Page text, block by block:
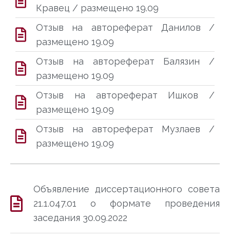
Кравец / размещено 19.09
Отзыв на автореферат Данилов /
размещено 19.09
Отзыв на автореферат Балязин /
размещено 19.09
Отзыв на автореферат Ишков /
размещено 19.09
Отзыв на автореферат Музлаев /
размещено 19.09
Объявление диссертационного совета
21.1.047.01 о формате проведения
заседания 30.09.2022